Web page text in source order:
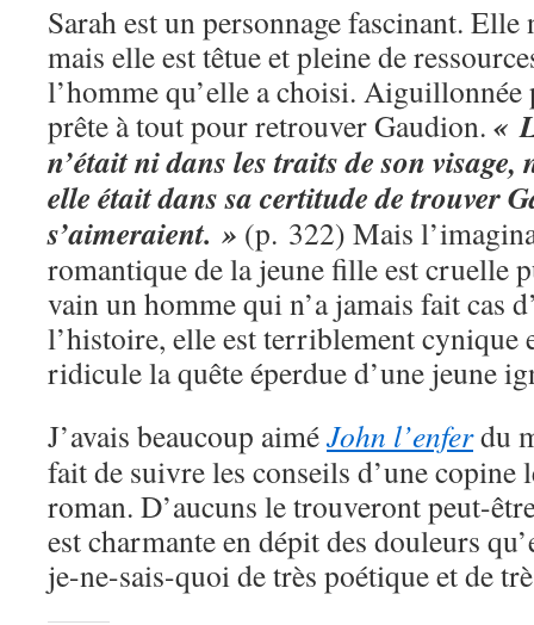
Sarah est un personnage fascinant. Elle
mais elle est têtue et pleine de
l’homme qu’elle a choisi. Aiguillonnée
prête à tout pour retrouver Gaudion. «
n’était ni dans les traits de son visage,
elle était dans sa certitude de trouver
s’aimeraient. » (p. 322) Mais
romantique de la jeune fille est cruelle
vain un homme qui n’a jamais fait cas
l’histoire, elle est terriblement cynique
ridicule la quête éperdue d’une jeune
J’avais beaucoup aiméJohn l’enferdu
fait de suivre les conseils d’une copine
roman. D’aucuns le trouveront peut-
est charmante en dépit des douleurs
je-ne-sais-quoi de très poétique et de